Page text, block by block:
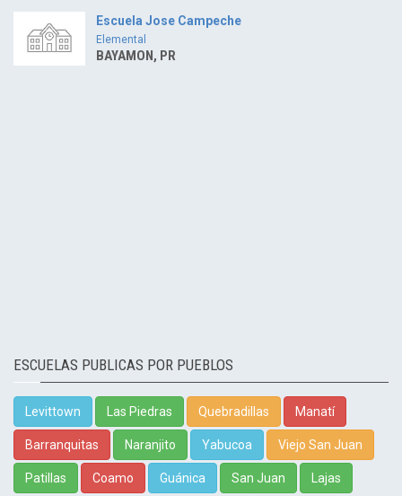
Escuela Jose Campeche
Elemental
BAYAMON, PR
ESCUELAS PUBLICAS POR PUEBLOS
Levittown Las Piedras Quebradillas Manatí
Barranquitas Naranjito Yabucoa Viejo San Juan
Patillas Coamo Guánica San Juan Lajas